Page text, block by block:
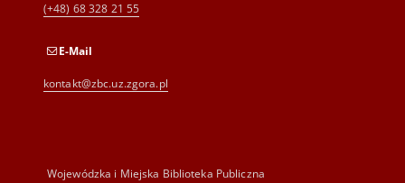
(+48) 68 328 21 55
E-Mail
kontakt@zbc.uz.zgora.pl
Wojewódzka i Miejska Biblioteka Publiczna